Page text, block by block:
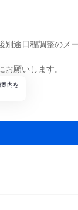
別途日程調整のメ
願いします。
内を